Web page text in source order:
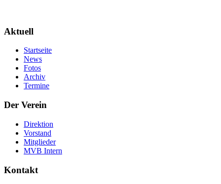
Aktuell
Startseite
News
Fotos
Archiv
Termine
Der Verein
Direktion
Vorstand
Mitglieder
MVB Intern
Kontakt